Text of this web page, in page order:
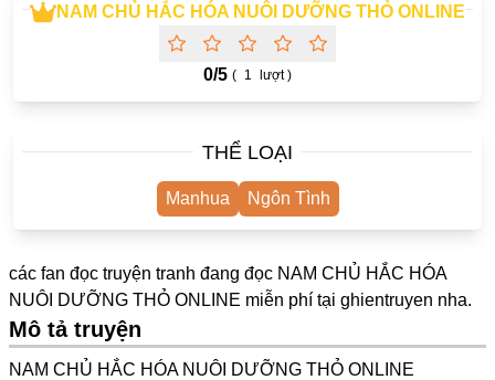
#Ngược Tâm
Gender Bender
Truyện Scan
Yaoi
#Trùng Sinh
Cưới Trước Yêu Sau
NAM CHỦ HẮC HÓA NUÔI DƯỠNG THỎ ONLINE
0/5 ( 1 lượt )
THỂ LOẠI
Manhua Ngôn Tình
các fan đọc truyện tranh đang đọc NAM CHỦ HẮC HÓA
NUÔI DƯỠNG THỎ ONLINE miễn phí tại ghientruyen nha.
Mô tả truyện
NAM CHỦ HẮC HÓA NUÔI DƯỠNG THỎ ONLINE